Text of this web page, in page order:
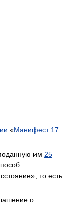
«Манифест 17
им 25
то есть
о